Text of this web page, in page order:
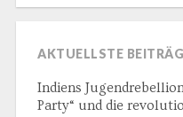
AKTUELLSTE
Indiens
Party“ und die